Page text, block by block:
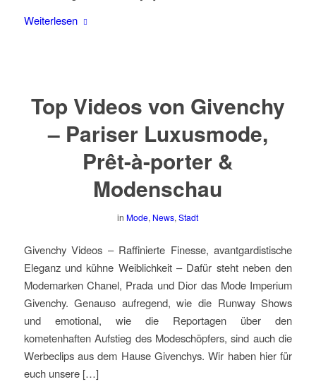
Weiterlesen
Top Videos von Givenchy
– Pariser Luxusmode,
Prêt-à-porter &
Modenschau
in Mode, News,Stadt
Givenchy Videos – Raffinierte Finesse, avantgardistische
Eleganz und kühne Weiblichkeit – Dafür steht neben den
Modemarken Chanel, Prada und Dior das Mode Imperium
Givenchy. Genauso aufregend, wie die Runway Shows
und emotional, wie die Reportagen über den
kometenhaften Aufstieg des Modeschöpfers, sind auch die
Werbeclips aus dem Hause Givenchys. Wir haben hier für
euch unsere […]